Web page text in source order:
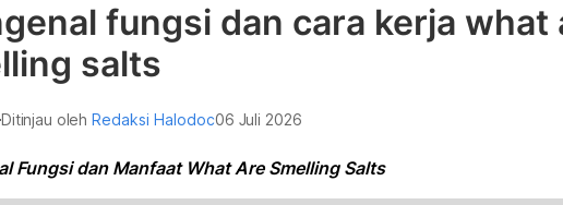
fungsi dan cara kerja what
salts
Ditinjau olehRedaksi Halodoc06 Juli 2026
Fungsi dan Manfaat What Are Smelling Salts